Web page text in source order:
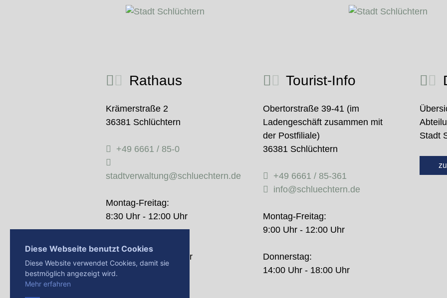
Rathaus
Krämerstraße 2
36381 Schlüchtern
+49 6661 / 85-0
stadtverwaltung@schluechtern.de
Montag-Freitag:
8:30 Uhr - 12:00 Uhr
Donnerstag:
14:00 Uhr - 18:00 Uhr
Tourist-Info
Obertorstraße 39-41 (im
Ladengeschäft zusammen mit
der Postfiliale)
36381 Schlüchtern
+49 6661 / 85-361
info@schluechtern.de
Montag-Freitag:
9:00 Uhr - 12:00 Uhr
Donnerstag:
14:00 Uhr - 18:00 Uhr
Stadt
Diese Webseite benutzt Cookies
Diese Website verwendet Cookies, damit sie
bestmöglich angezeigt wird.
Mehr erfahren